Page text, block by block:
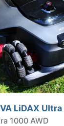
LiDAX
1000 AWD